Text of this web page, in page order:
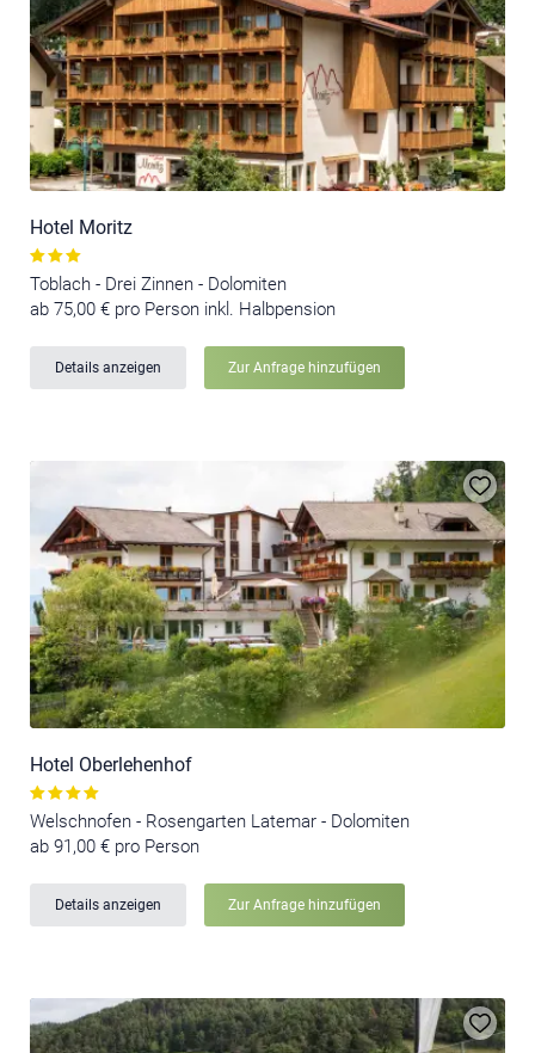
Hotel Moritz
Toblach - Drei Zinnen - Dolomiten
ab 75,00 € pro Person inkl. Halbpension
Details anzeigen Zur Anfrage hinzufügen
Hotel Oberlehenhof
Welschnofen - Rosengarten Latemar - Dolomiten
ab 91,00 € pro Person
Details anzeigen Zur Anfrage hinzufügen